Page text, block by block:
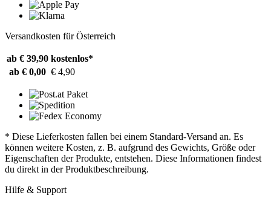
Versandkosten für Österreich
ab € 39,90 kostenlos*
ab € 0,00 € 4,90
* Diese Lieferkosten fallen bei einem Standard-Versand an. Es
können weitere Kosten, z. B. aufgrund des Gewichts, Größe oder
Eigenschaften der Produkte, entstehen. Diese Informationen findest
du direkt in der Produktbeschreibung.
Hilfe & Support